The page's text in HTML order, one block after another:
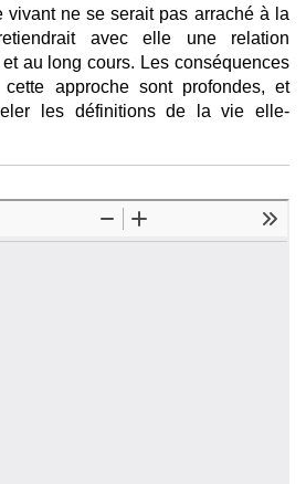
vivant ne se serait pas arraché à la
avec elle une relation
au long cours. Les conséquences
approche sont profondes, et
les définitions de la vie elle-